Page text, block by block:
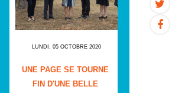
LUNDI, 05 OCTOBRE 2020
UNE PAGE SE TOURNE
FIN D'UNE BELLE